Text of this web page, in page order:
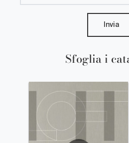
Sfoglia i
Invia